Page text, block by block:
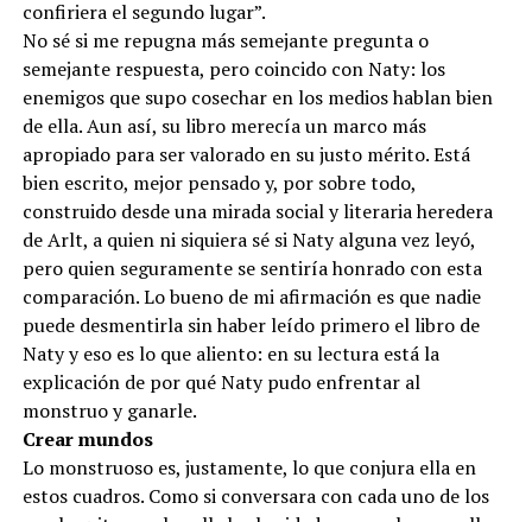
confiriera el segundo lugar”.
No sé si me repugna más semejante pregunta o
semejante respuesta, pero coincido con Naty: los
enemigos que supo cosechar en los medios hablan bien
de ella. Aun así, su libro merecía un marco más
apropiado para ser valorado en su justo mérito. Está
bien escrito, mejor pensado y, por sobre todo,
construido desde una mirada social y literaria heredera
de Arlt, a quien ni siquiera sé si Naty alguna vez leyó,
pero quien seguramente se sentiría honrado con esta
comparación. Lo bueno de mi afirmación es que nadie
puede desmentirla sin haber leído primero el libro de
Naty y eso es lo que aliento: en su lectura está la
explicación de por qué Naty pudo enfrentar al
monstruo y ganarle.
Crear mundos
Lo monstruoso es, justamente, lo que conjura ella en
estos cuadros. Como si conversara con cada uno de los